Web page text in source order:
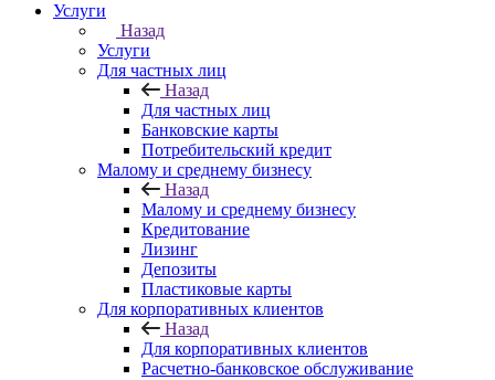
Услуги
Назад
Услуги
Для частных лиц
Назад
Для частных лиц
Банковские карты
Потребительский кредит
Малому и среднему бизнесу
Назад
Малому и среднему бизнесу
Кредитование
Лизинг
Депозиты
Пластиковые карты
Для корпоративных клиентов
Назад
Для корпоративных клиентов
Расчетно-банковское обслуживание